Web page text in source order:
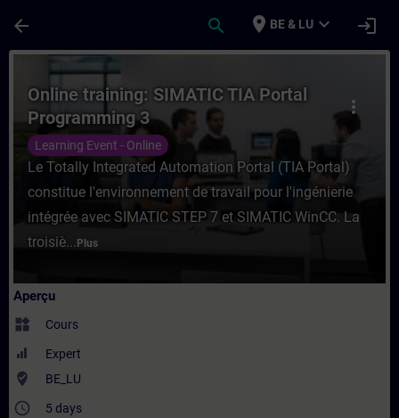
arrow_back search place BE & LU expand_more login
Cours - Online training: SIMATIC TIA
more_vert
Online training: SIMATIC TIA Portal
Programming 3
Learning Event - Online
Le Totally Integrated Automation Portal (TIA Portal)
constitue l'environnement de travail pour l'ingénierie
intégrée avec SIMATIC STEP 7 et SIMATIC WinCC. La
troisiè... Plus
Aperçu
widgets Cours
Expert
where_to_vote BE_LU
access_time 5 days